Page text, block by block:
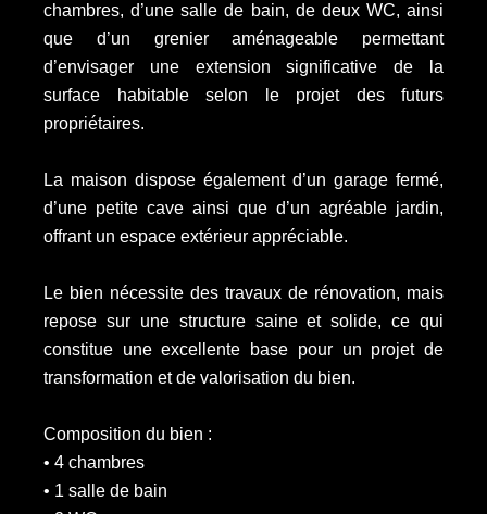
chambres, d’une salle de bain, de deux WC, ainsi
que d’un grenier aménageable permettant
d’envisager une extension significative de la
surface habitable selon le projet des futurs
propriétaires.
La maison dispose également d’un garage fermé,
d’une petite cave ainsi que d’un agréable jardin,
offrant un espace extérieur appréciable.
Le bien nécessite des travaux de rénovation, mais
repose sur une structure saine et solide, ce qui
constitue une excellente base pour un projet de
transformation et de valorisation du bien.
Composition du bien :
• 4 chambres
• 1 salle de bain